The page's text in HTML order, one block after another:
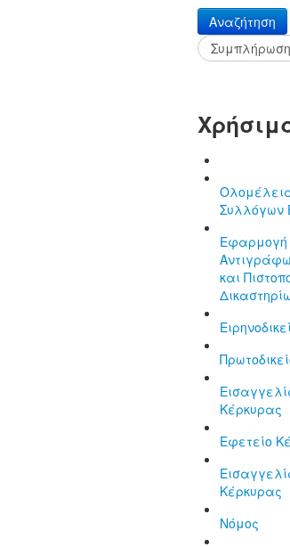
Αναζήτηση
Συλλόγων
Εφαρμογή
και
Κέρκυρας
Εφετείο
Κέρκυρας
Νόμος